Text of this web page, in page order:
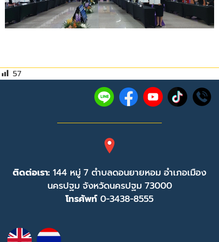
57
ติดต่อเรา: 144 หมู่ 7 ตำบลดอนยายหอม อำเภอเมือง
นครปฐม จังหวัดนครปฐม 73000
โทรศัพท์ 0-3438-8555